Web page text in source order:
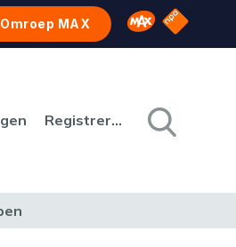
MAX Omroep MAX
NPO
Registreren